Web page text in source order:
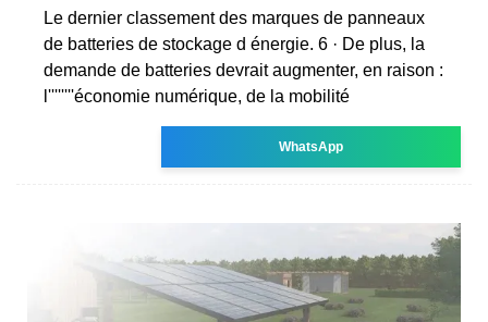
Le dernier classement des marques de panneaux
de batteries de stockage d énergie. 6 · De plus, la
demande de batteries devrait augmenter, en raison :
l''''''''économie numérique, de la mobilité
WhatsApp